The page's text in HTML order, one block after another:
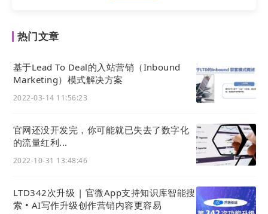
热门文章
基于Lead To Deal的入站营销（Inbound
Marketing）模式解决方案
2022-03-14 11:56:23
官网还没开发完，你可能就已失去了数字化
的流量红利...
2022-10-31 13:48:46
LTD342次升级 | 官微App支持知识库智能搜
索 • AI写作升级创作营销内容更容易